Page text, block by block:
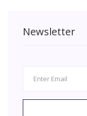
Newsletter